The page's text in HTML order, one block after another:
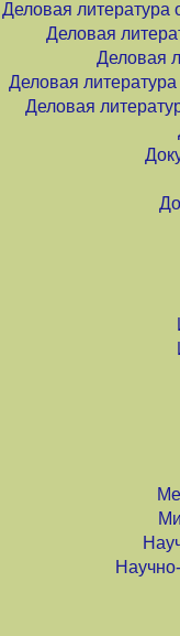
Деловая литература
Деловая
Деловая
Деловая
Деловая